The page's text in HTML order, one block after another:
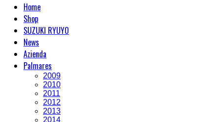
Home
Shop
SUZUKI RYUYO
News
Azienda
Palmares
2009
2010
2011
2012
2013
2014